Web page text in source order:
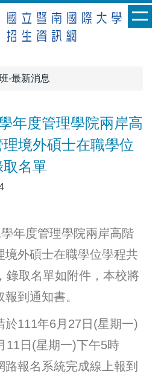
-最新消息
年度管理學院兩岸高
境外碩士在職學位
名單
年度管理學院兩岸高階
境外碩士在職學位學程共
錄取名單如附件，本校將
到通知書。
於111年6月27日(星期一)
11日(星期一)下午5時
路報名系統完成線上報到